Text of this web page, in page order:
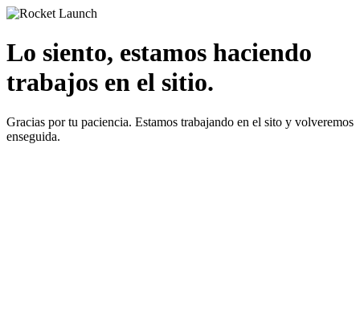
Lo siento, estamos haciendo
trabajos en el sitio.
Gracias por tu paciencia. Estamos trabajando en el sito y volveremos
enseguida.